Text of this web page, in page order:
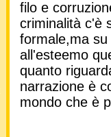
filo e
criminalità c'è
formale,ma
all'esteemo
quanto
narrazione è
mondo che è